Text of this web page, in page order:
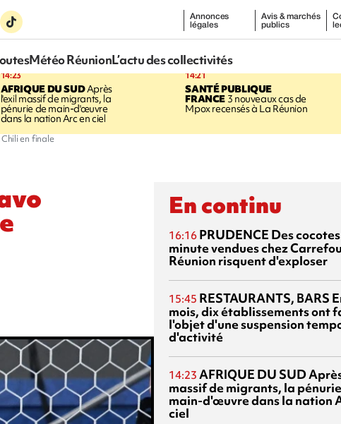
Annonces
légales
Avis & marchés
publics
Météo RéunionL’actu des collectivités
14:23
AFRIQUE DU SUDAprès
l'exil massif de migrants, la
pénurie de main-d'œuvre
dans la nation Arc en ciel
14:21
SANTÉ PUBLIQUE
FRANCE 3 nouveaux cas de
Mpox recensés à La Réunion
en finale
En continu
16:16 PRUDENCE Des cocotes
minute vendues chez
Réunion risquent d'exploser
15:45 RESTAURANTS, BARS
mois, dix établissements ont
l'objet d'une suspension
d'activité
14:23 AFRIQUE DU SUD
massif de migrants, la
main-d'œuvre dans la nation
ciel